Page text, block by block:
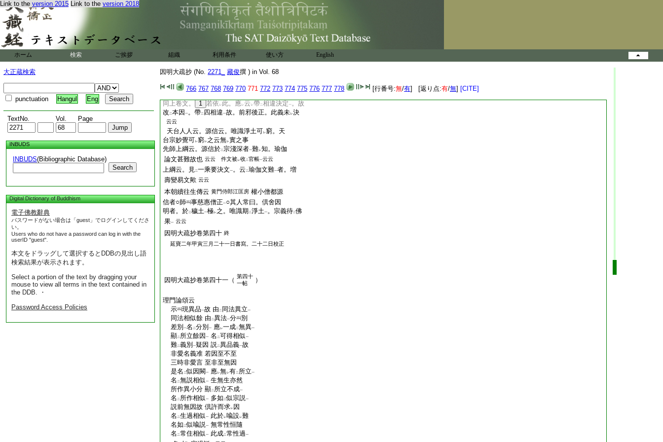
Link to the version 2015 Link to the version 2018
ホーム 検索 ご挨拶 組織 利用条件 使い方 English
大正蔵検索
punctuation Hangul Eng
TextNo. Vol. Page
INBUDS
INBUDS(Bibliographic Database)
Search
Digital Dictionary of Buddhism
電子佛教辭典
パスワードがない場合は「guest」でログインしてくださ
い。
Users who do not have a password can log in with the
userID "guest".
本文をドラッグして選択するとDDBの見出し語
検索結果が表示されます。
Select a portion of the text by dragging your
mouse to view all terms in the text contained in
the DDB. ・
Password Access Policies
因明大疏抄 (No. 2271_ 藏俊撰 ) in Vol. 68
766 767 768 769 770 771 772 773 774 775 776 777 778 [行番号:無/有] [返り点:有/無] [CITE]
餘假法所不攝一 故。如 餘實法 一。答。此義難
決。學者思 レ之 云云
同中云。文軌師疏･沼法師略纂･及義斷同云。
一。利渉師疏同 二慈恩意一。
同下云。問。言總意別。是爲
。今自相有
即是大有。既非 言總 。何名 差別 。答。自比違
レ 自四相違因。以二此等量一應レ爲 二規模 一
。三十六
相豈一同耶 此義未
既處處置 未決 。如何云 穢土窮 因明 耶｣
同上卷文。
1 若依 レ 此。應レ云 レ帶二相違決定一。故
改 二本因 一。帶二 四相違一故。前邪後正。此義未レ決
云云
天台人人云。源信云。唯識淨土可レ窮。天
台宗妙覺可レ窮レ之云無レ實之事
先師上綱云。源信於二宗淺深者一難レ知。瑜伽
論文甚難故也 云云 件文被レ收二官帳一云云
上綱云。見二一乘要決文一。云 二瑜伽文難一者。増
壽變易文歟 云云
本朝續往生傳云 黄門侍郎江匡房 權小僧都源
信者○師
事慈惠僧正一○其人常曰。倶舍因
明者。於二穢土一極レ之。唯識期 二淨土一。宗義待二佛
果一 云云
因明大疏抄卷第四十 終
延寶二年甲寅三月二十一日書寫。二十二日校正
因明大疏抄卷第四十一（ 第四十
一帖
）
理門論頌云
示
現異品一故 由 二 同法異立一
同法相似餘 由 二異法一分
別
差別 一名 二分別 一 應レ一成二無異一
顯二 所立餘因 一 名 二可得相似一
難二義別 一疑因 説二異品義一故
非愛名義准 若因至不至
三時非愛言 至非至無因
是名 二似因闕一 應レ無レ有二 所立一
名 二無説相似一
生無生亦然
所作異小分 顯二 所立不成一
名 二 所作相似一 多如 二似宗説一
説前無因故 倶許而求レ 因
名 二生過相似一 此於レ喩設レ難
名如 二似喩説一
無常性恒隨
名 二常住相似一 此成二常性過一